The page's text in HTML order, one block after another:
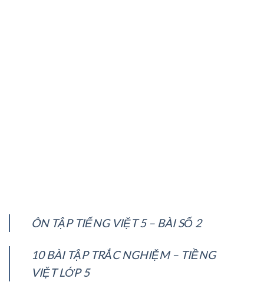
ÔN TẬP TIẾNG VIỆT 5 – BÀI SỐ 2
10 BÀI TẬP TRẮC NGHIỆM – TIỀNG
VIỆT LỚP 5